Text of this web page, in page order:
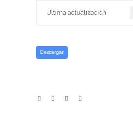
Última actualización
Descargar